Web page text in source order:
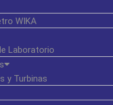
WIKA
Laboratorio
y Turbinas